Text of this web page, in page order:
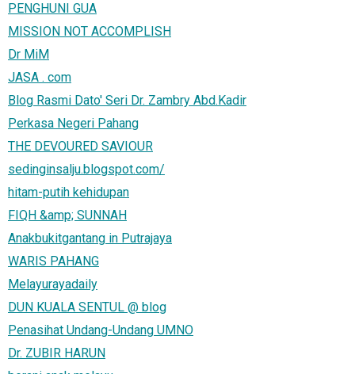
PENGHUNI GUA
MISSION NOT ACCOMPLISH
Dr MiM
JASA . com
Blog Rasmi Dato' Seri Dr. Zambry Abd.Kadir
Perkasa Negeri Pahang
THE DEVOURED SAVIOUR
sedinginsalju.blogspot.com/
hitam-putih kehidupan
FIQH &amp; SUNNAH
Anakbukitgantang in Putrajaya
WARIS PAHANG
Melayurayadaily
DUN KUALA SENTUL @ blog
Penasihat Undang-Undang UMNO
Dr. ZUBIR HARUN